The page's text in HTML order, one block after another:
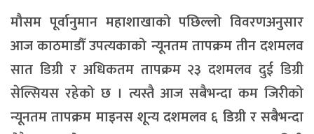
मौसम पूर्वानुमान महाशाखाको पछिल्लो विवरणअनुसार
आज काठमाडौँ उपत्यकाको न्यूनतम तापक्रम तीन दशमलव
सात डिग्री र अधिकतम तापक्रम २३ दशमलव दुई डिग्री
सेल्सियस रहेको छ । त्यस्तै आज सबैभन्दा कम जिरीको
न्यूनतम तापक्रम माइनस शून्य दशमलव ६ डिग्री र सबैभन्दा